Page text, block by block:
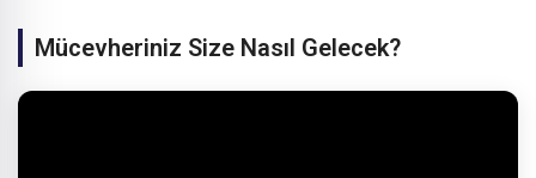
Mücevheriniz Size Nasıl Gelecek?